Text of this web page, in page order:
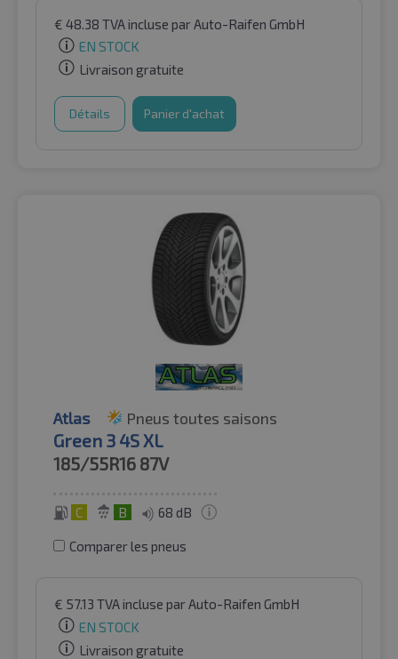
€ 48.38 TVA incluse par Auto-Raifen GmbH
EN STOCK
Livraison gratuite
Détails Panier d'achat
Atlas Pneus toutes saisons
Green 3 4S XL
185/55R16 87V
C B 68 dB
Comparer les pneus
€ 57.13 TVA incluse par Auto-Raifen GmbH
EN STOCK
Livraison gratuite